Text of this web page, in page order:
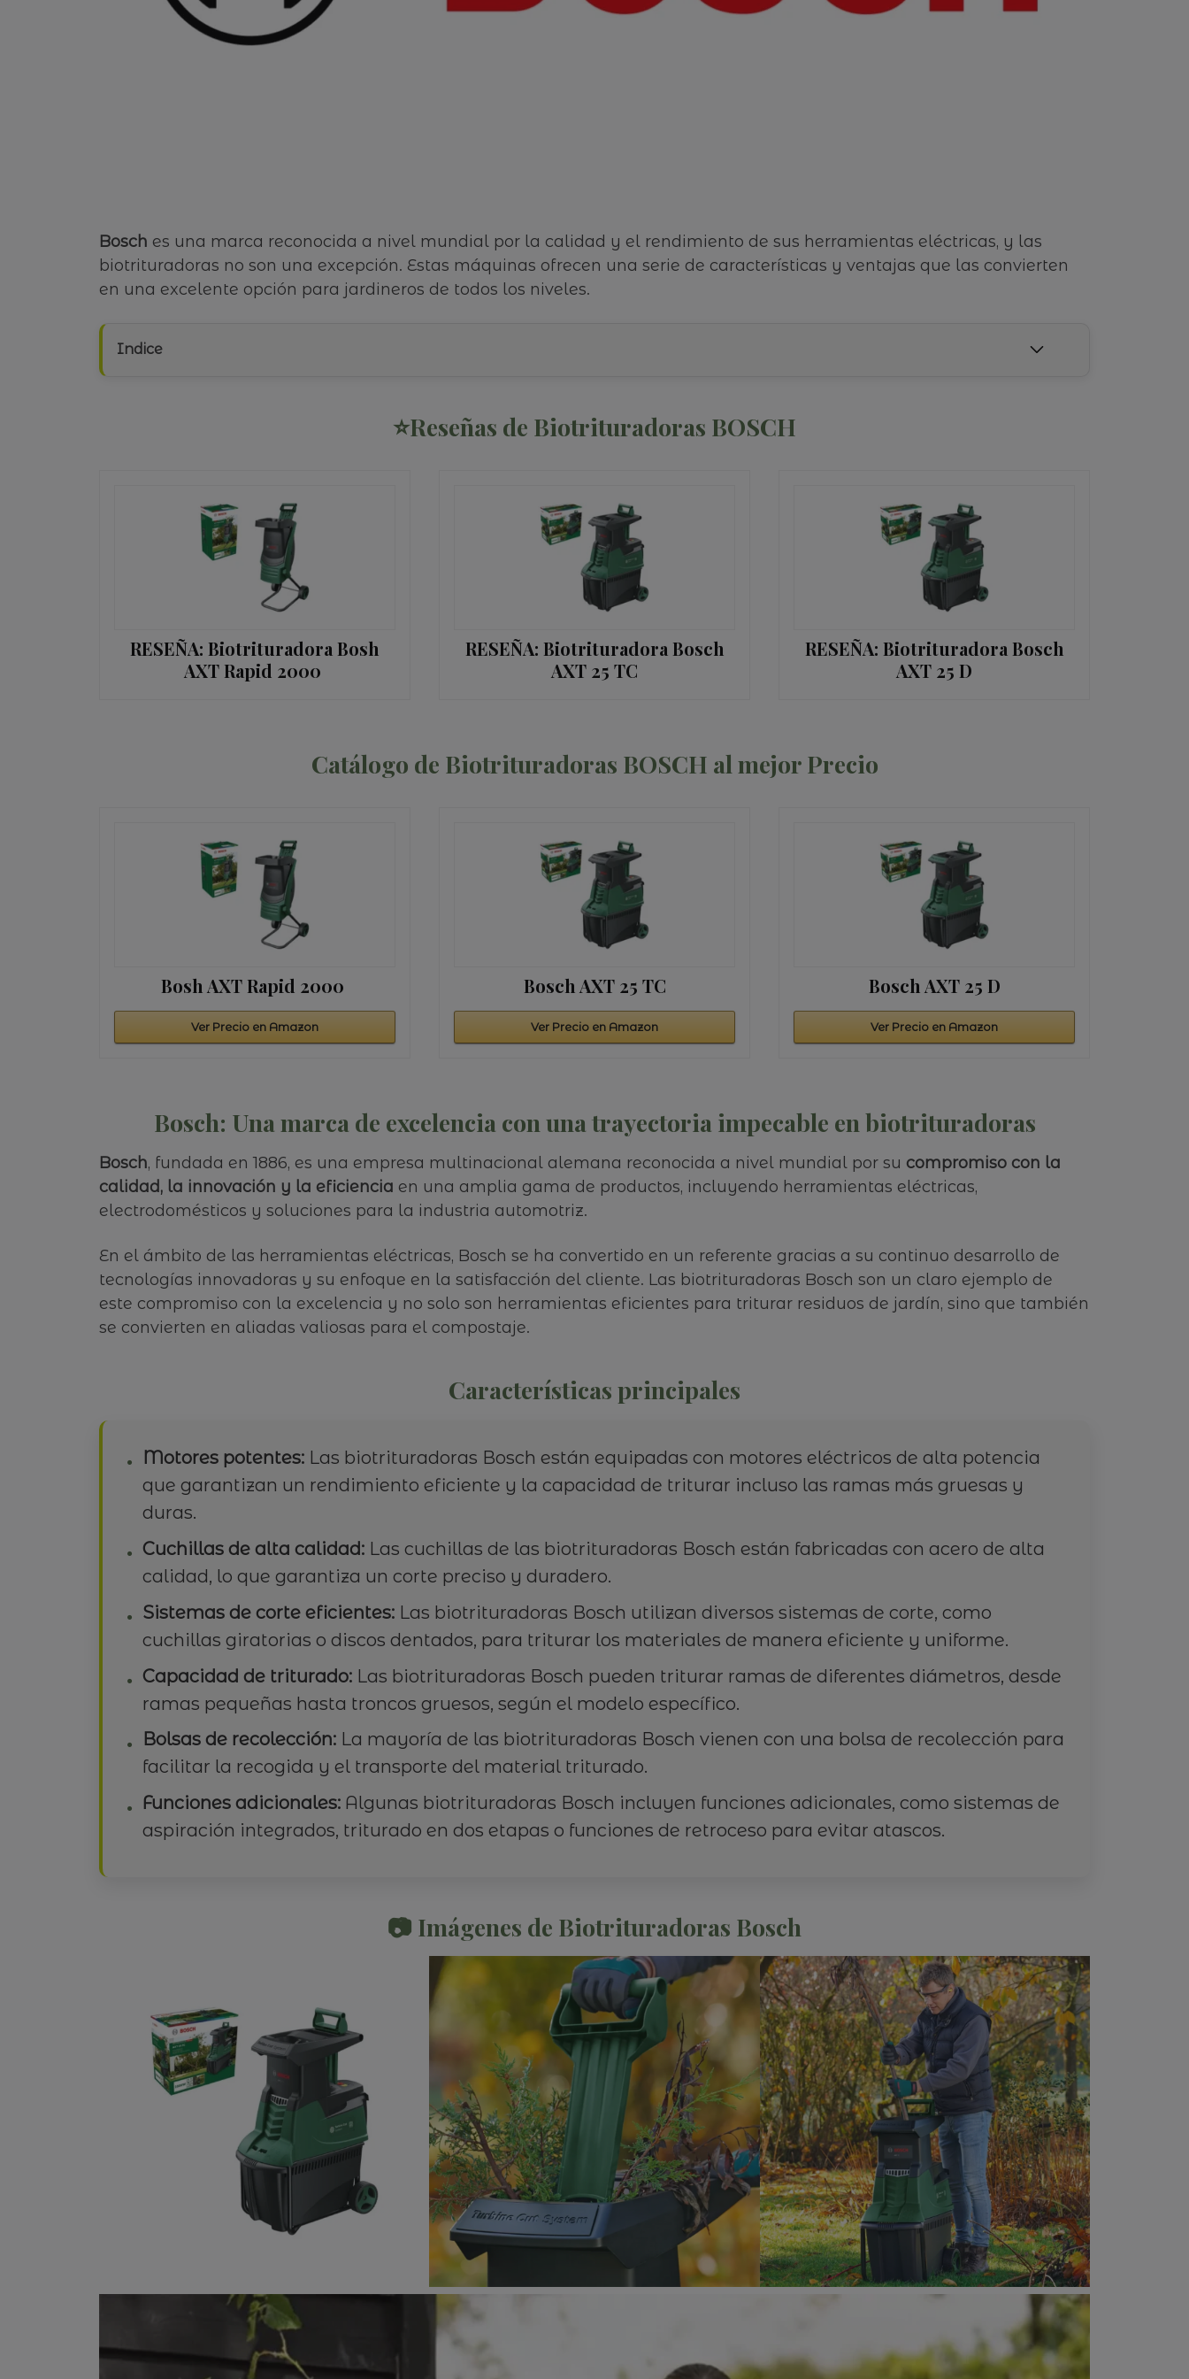
Bosch es una marca reconocida a nivel mundial por la calidad y el rendimiento de sus herramientas eléctricas, y las
biotrituradoras no son una excepción. Estas máquinas ofrecen una serie de características y ventajas que las convierten
en una excelente opción para jardineros de todos los niveles.
Indice
⭐Reseñas de Biotrituradoras BOSCH
RESEÑA: Biotrituradora Bosh
AXT Rapid 2000
RESEÑA: Biotrituradora Bosch
AXT 25 TC
RESEÑA: Biotrituradora Bosch
AXT 25 D
Catálogo de Biotrituradoras BOSCH al mejor Precio
Bosh AXT Rapid 2000
Ver Precio en Amazon
Bosch AXT 25 TC
Ver Precio en Amazon
Bosch AXT 25 D
Ver Precio en Amazon
Bosch: Una marca de excelencia con una trayectoria impecable en biotrituradoras
Bosch, fundada en 1886, es una empresa multinacional alemana reconocida a nivel mundial por su compromiso con la
calidad, la innovación y la eficiencia en una amplia gama de productos, incluyendo herramientas eléctricas,
electrodomésticos y soluciones para la industria automotriz.
En el ámbito de las herramientas eléctricas, Bosch se ha convertido en un referente gracias a su continuo desarrollo de
tecnologías innovadoras y su enfoque en la satisfacción del cliente. Las biotrituradoras Bosch son un claro ejemplo de
este compromiso con la excelencia y no solo son herramientas eficientes para triturar residuos de jardín, sino que también
se convierten en aliadas valiosas para el compostaje.
Características principales
Motores potentes: Las biotrituradoras Bosch están equipadas con motores eléctricos de alta potencia
que garantizan un rendimiento eficiente y la capacidad de triturar incluso las ramas más gruesas y
duras.
Cuchillas de alta calidad: Las cuchillas de las biotrituradoras Bosch están fabricadas con acero de alta
calidad, lo que garantiza un corte preciso y duradero.
Sistemas de corte eficientes: Las biotrituradoras Bosch utilizan diversos sistemas de corte, como
cuchillas giratorias o discos dentados, para triturar los materiales de manera eficiente y uniforme.
Capacidad de triturado: Las biotrituradoras Bosch pueden triturar ramas de diferentes diámetros, desde
ramas pequeñas hasta troncos gruesos, según el modelo específico.
Bolsas de recolección: La mayoría de las biotrituradoras Bosch vienen con una bolsa de recolección para
facilitar la recogida y el transporte del material triturado.
Funciones adicionales: Algunas biotrituradoras Bosch incluyen funciones adicionales, como sistemas de
aspiración integrados, triturado en dos etapas o funciones de retroceso para evitar atascos.
📷 Imágenes de Biotrituradoras Bosch